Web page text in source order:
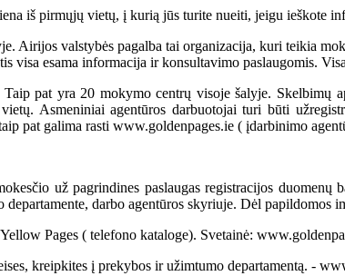
iš pirmųjų vietų, į kurią jūs turite nueiti, jeigu ieškote
Airijos valstybės pagalba tai organizacija, kuri teikia
visa esama informacija ir konsultavimo paslaugomis.
pat yra 20 mokymo centrų visoje šalyje. Skelbimų
Asmeniniai agentūros darbuotojai turi būti
pat galima rasti www.goldenpages.ie ( įdarbinimo
už pagrindines paslaugas registracijos
darbo agentūros skyriuje. Dėl papildomos
Pages ( telefono kataloge). Svetainė:
kreipkites į prekybos ir užimtumo departamentą. -